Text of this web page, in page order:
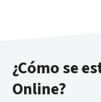
¿Cómo se
Online?